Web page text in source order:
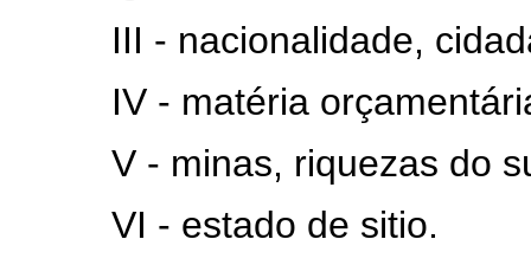
III - nacionalidade,
IV - matéria
V - minas, riquezas do
VI - estado de sitio.